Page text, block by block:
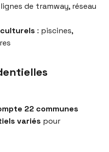
de tramway, réseau
: piscines,
22 communes
variés pour